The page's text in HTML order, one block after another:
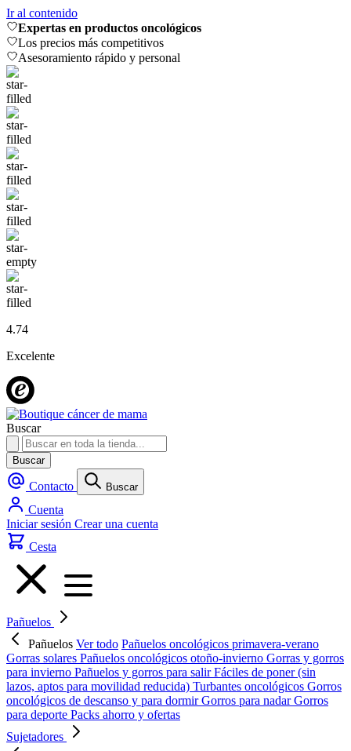
Ir al contenido
Expertas en productos oncológicos
Los precios más competitivos
Asesoramiento rápido y personal
4.74
Excelente
Buscar
Buscar
Contacto Buscar
Cuenta
Iniciar sesión Crear una cuenta
Cesta
Pañuelos
Pañuelos Ver todo Pañuelos oncológicos primavera-verano
Gorras solares Pañuelos oncológicos otoño-invierno Gorras y gorros
para invierno Pañuelos y gorros para salirFáciles de poner (sin
lazos, aptos para movilidad reducida) Turbantes oncológicos Gorros
oncológicos de descanso y para dormirGorros para nadarGorros
para deporte Packs ahorro y ofertas
Sujetadores